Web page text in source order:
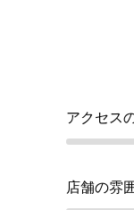
人
アクセス
店舗の雰